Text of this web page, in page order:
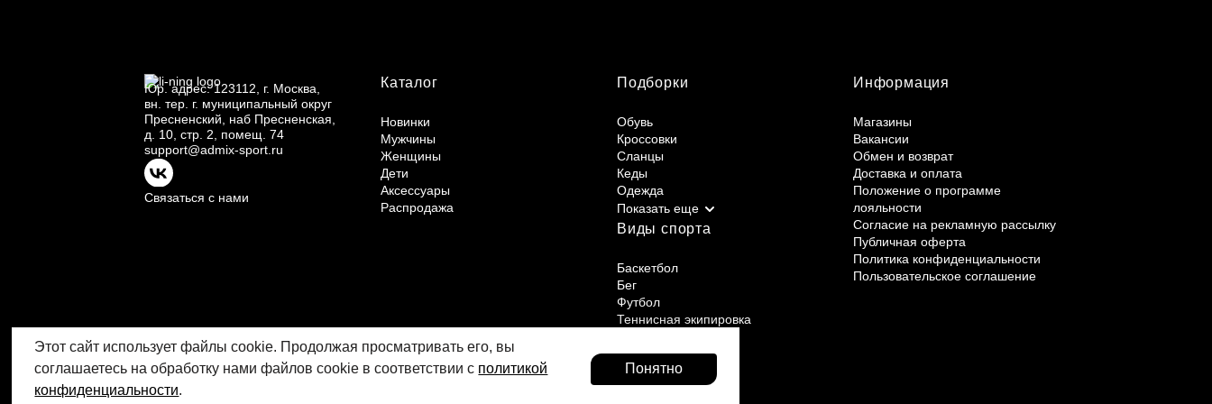
Юр. адрес: 123112, г. Москва,
вн. тер. г. муниципальный округ
Пресненский, наб Пресненская,
д.
10, стр. 2, помещ. 74
support@admix-sport.ru
Связаться с нами
Каталог
Новинки
Мужчины
Женщины
Дети
Аксессуары
Распродажа
Подборки
Обувь
Кроссовки
Сланцы
Кеды
Одежда
Виды спорта
Баскетбол
Бег
Футбол
Теннисная экипировка
Информация
Магазины
Вакансии
Обмен и возврат
Доставка и оплата
Положение о программе
лояльности
Согласие на рекламную рассылку
Публичная оферта
Политика конфиденциальности
Пользовательское соглашение
Подарочные карты
Этот сайт использует файлы cookie. Продолжая просматривать его, вы
соглашаетесь на обработку нами файлов cookie в соответствии с политикой
конфиденциальности.
Понятно